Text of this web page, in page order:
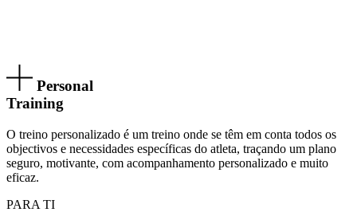
Personal
Training
O treino personalizado é um treino onde se têm em conta todos os
objectivos e necessidades específicas do atleta, traçando um plano
seguro, motivante, com acompanhamento personalizado e muito
eficaz.
PARA TI